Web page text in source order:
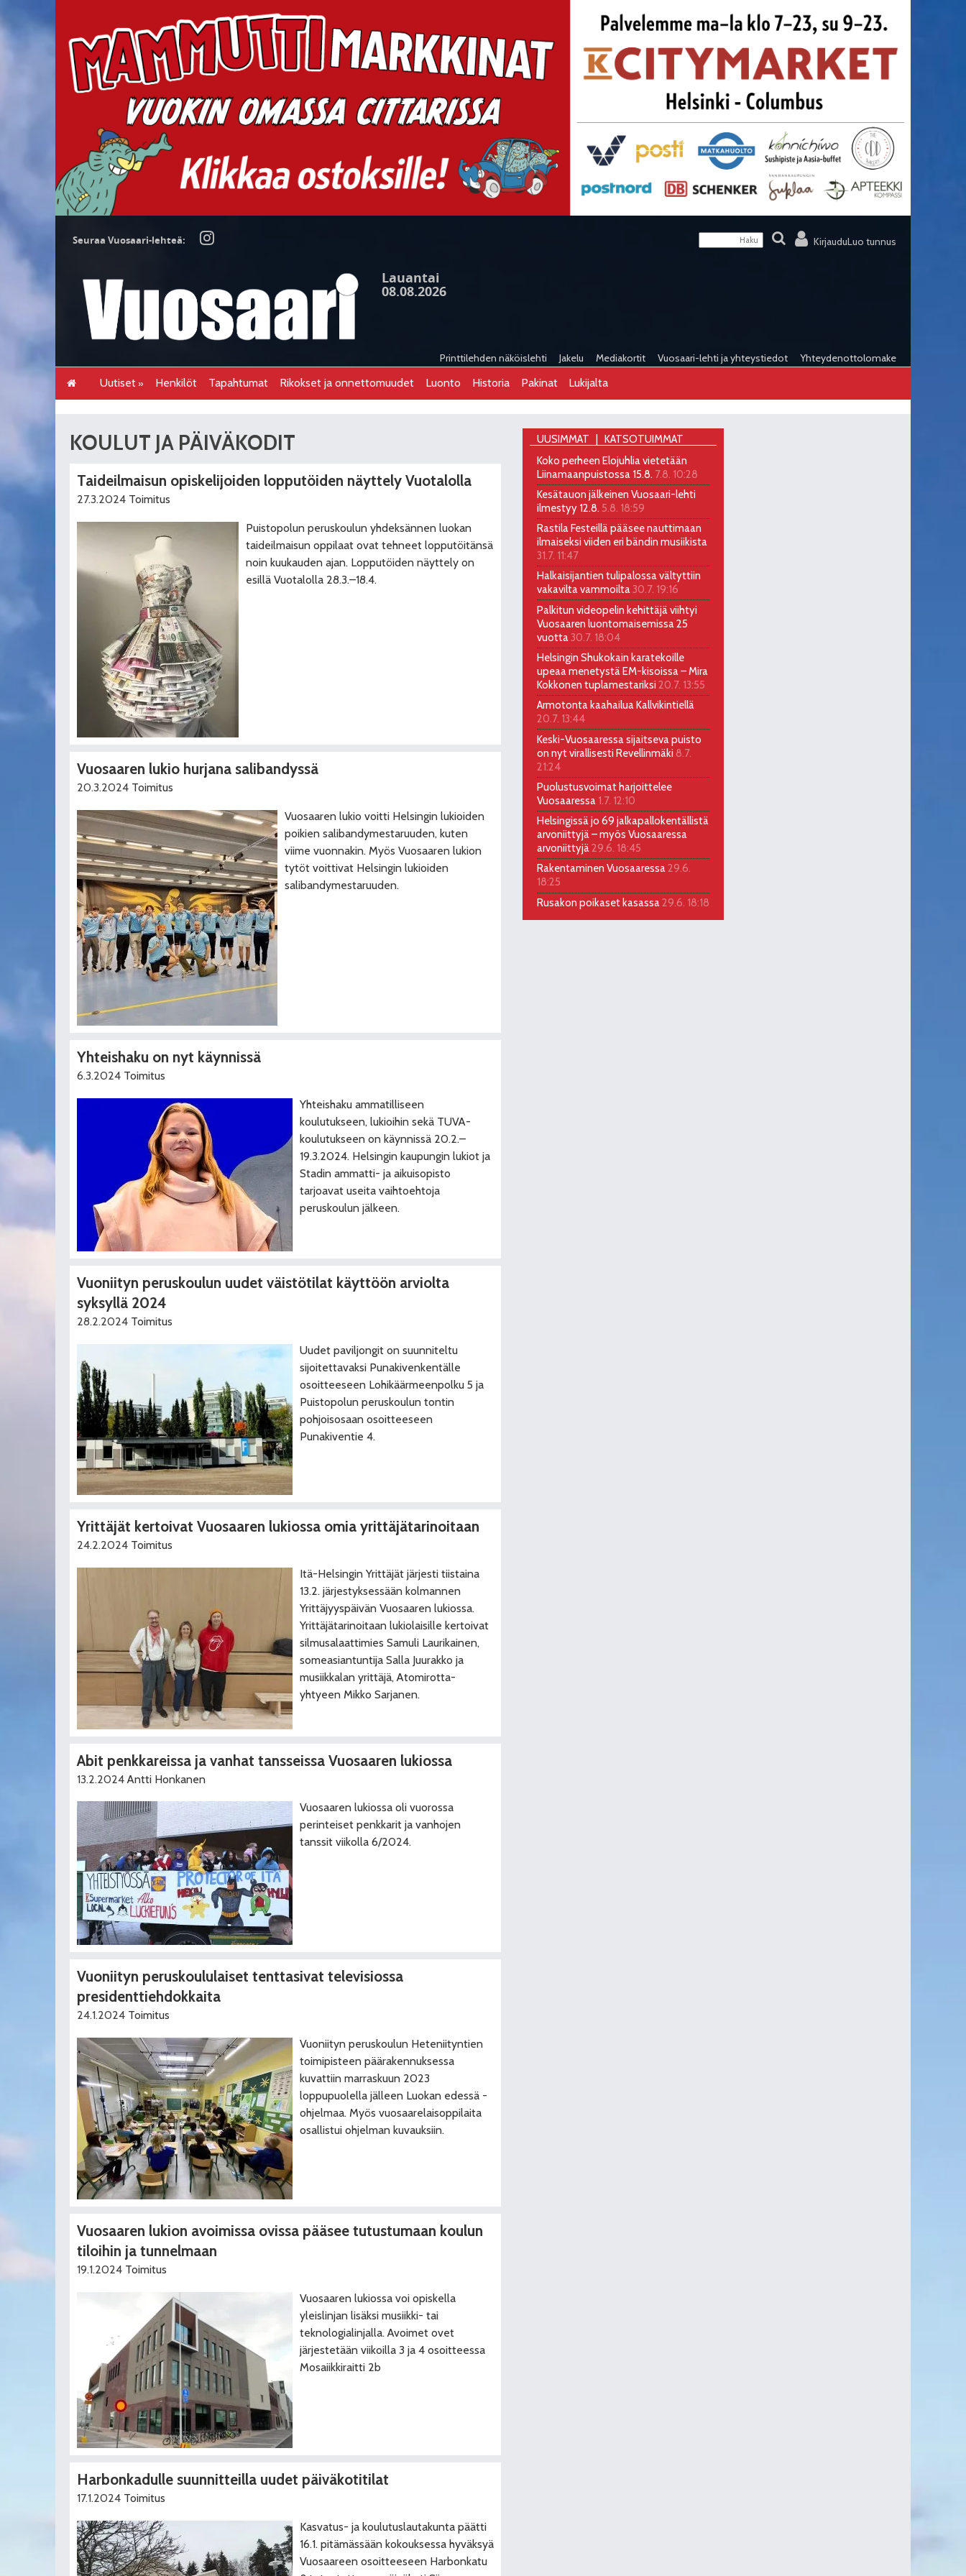
KirjauduLuo tunnus
Seuraa Vuosaari-lehteä:
Lauantai
08.08.2026
Printtilehden näköislehti Jakelu Mediakortit Vuosaari-lehti ja yhteystiedot Yhteydenottolomake
Uutiset Henkilöt Tapahtumat Rikokset ja onnettomuudet Luonto Historia Pakinat Lukijalta
KOULUT JA PÄIVÄKODIT
Taideilmaisun opiskelijoiden lopputöiden näyttely Vuotalolla
27.3.2024 Toimitus
Puistopolun peruskoulun yhdeksännen luokan
taideilmaisun oppilaat ovat tehneet lopputöitänsä
noin kuukauden ajan. Lopputöiden näyttely on
esillä Vuotalolla 28.3.–18.4.
Vuosaaren lukio hurjana salibandyssä
20.3.2024 Toimitus
Vuosaaren lukio voitti Helsingin lukioiden
poikien salibandymestaruuden, kuten
viime vuonnakin. Myös Vuosaaren lukion
tytöt voittivat Helsingin lukioiden
salibandymestaruuden.
Yhteishaku on nyt käynnissä
6.3.2024 Toimitus
Yhteishaku ammatilliseen
koulutukseen, lukioihin sekä TUVA-
koulutukseen on käynnissä 20.2.–
19.3.2024. Helsingin kaupungin lukiot ja
Stadin ammatti- ja aikuisopisto
tarjoavat useita vaihtoehtoja
peruskoulun jälkeen.
Vuoniityn peruskoulun uudet väistötilat käyttöön arviolta
syksyllä 2024
28.2.2024 Toimitus
Uudet paviljongit on suunniteltu
sijoitettavaksi Punakivenkentälle
osoitteeseen Lohikäärmeenpolku 5 ja
Puistopolun peruskoulun tontin
pohjoisosaan osoitteeseen
Punakiventie 4.
Yrittäjät kertoivat Vuosaaren lukiossa omia yrittäjätarinoitaan
24.2.2024 Toimitus
Itä-Helsingin Yrittäjät järjesti tiistaina
13.2. järjestyksessään kolmannen
Yrittäjyyspäivän Vuosaaren lukiossa.
Yrittäjätarinoitaan lukiolaisille kertoivat
silmusalaattimies Samuli Laurikainen,
someasiantuntija Salla Juurakko ja
musiikkalan yrittäjä, Atomirotta-
yhtyeen Mikko Sarjanen.
Abit penkkareissa ja vanhat tansseissa Vuosaaren lukiossa
13.2.2024 Antti Honkanen
Vuosaaren lukiossa oli vuorossa
perinteiset penkkarit ja vanhojen
tanssit viikolla 6/2024.
Vuoniityn peruskoululaiset tenttasivat televisiossa
presidenttiehdokkaita
24.1.2024 Toimitus
Vuoniityn peruskoulun Heteniityntien
toimipisteen päärakennuksessa
kuvattiin marraskuun 2023
loppupuolella jälleen Luokan edessä -
ohjelmaa. Myös vuosaarelaisoppilaita
osallistui ohjelman kuvauksiin.
Vuosaaren lukion avoimissa ovissa pääsee tutustumaan koulun
tiloihin ja tunnelmaan
19.1.2024 Toimitus
Vuosaaren lukiossa voi opiskella
yleislinjan lisäksi musiikki- tai
teknologialinjalla. Avoimet ovet
järjestetään viikoilla 3 ja 4 osoitteessa
Mosaiikkiraitti 2b
Harbonkadulle suunnitteilla uudet päiväkotitilat
17.1.2024 Toimitus
Kasvatus- ja koulutuslautakunta päätti
16.1. pitämässään kokouksessa hyväksyä
Vuosaareen osoitteeseen Harbonkatu
UUSIMMAT
KATSOTUIMMAT
Koko perheen Elojuhlia vietetään
Liinamaanpuistossa 15.8. 7.8. 10:28
Kesätauon jälkeinen Vuosaari-lehti
ilmestyy 12.8. 5.8. 18:59
Rastila Festeillä pääsee nauttimaan
ilmaiseksi viiden eri bändin musiikista
31.7. 11:47
Halkaisijantien tulipalossa vältyttiin
vakavilta vammoilta30.7. 19:16
Palkitun videopelin kehittäjä viihtyi
Vuosaaren luontomaisemissa 25
vuotta30.7. 18:04
Helsingin Shukokain karatekoille
upeaa menetystä EM-kisoissa – Mira
Kokkonen tuplamestariksi 20.7. 13:55
Armotonta kaahailua Kallvikintiellä
20.7. 13:44
Keski-Vuosaaressa sijaitseva puisto
on nyt virallisesti Revellinmäki 8.7.
21:24
Puolustusvoimat harjoittelee
Vuosaaressa 1.7. 12:10
Helsingissä jo 69 jalkapallokentällistä
arvoniittyjä – myös Vuosaaressa
arvoniittyjä29.6. 18:45
Rakentaminen Vuosaaressa29.6.
18:25
Rusakon poikaset kasassa29.6. 18:18